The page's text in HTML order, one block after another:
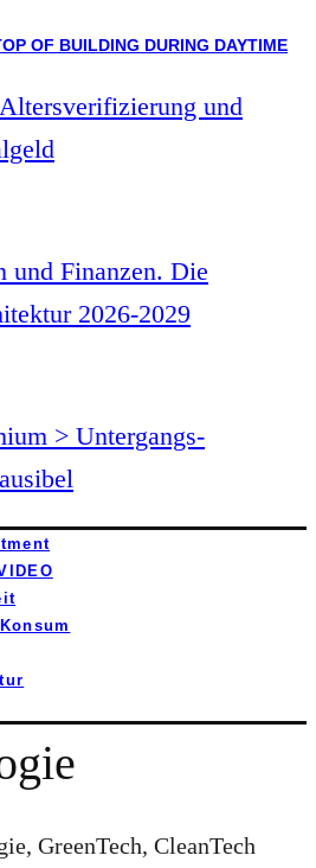
und
Finanzen. Die
2026-2029
> Untergangs-
GreenTech, CleanTech